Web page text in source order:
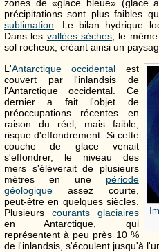
zones de «glace bleue» (glace
précipitations sont plus faibles
sublimation. Le bilan hydrique
Dans les vallées sèches, le
sol rocheux, créant ainsi un
L'Antarctique occidental est
couvert par l'inlandsis de
l'Antarctique occidental. Ce
dernier a fait l'objet de
préoccupations récentes en
raison du réel, mais faible,
risque d'effondrement. Si cette
couche de glace venait
s'effondrer, le niveau des
mers s'élèverait de plusieurs
mètres en une période
géologique assez courte,
peut-être en quelques siècles.
Plusieurs courants glaciaires
en Antarctique, qui
représentent à peu près 10 %
de l'inlandsis, s'écoulent jusqu'à